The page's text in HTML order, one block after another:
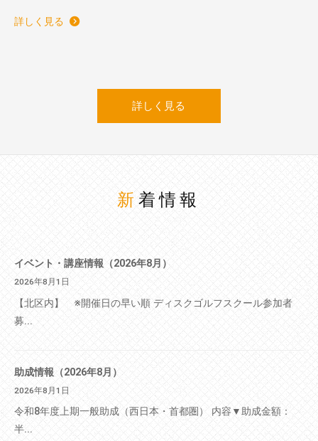
詳しく見る
詳しく見る
新着情報
イベント・講座情報（2026年8月）
2026年8月1日
【北区内】 ※開催日の早い順 ディスクゴルフスクール参加者
募...
助成情報（2026年8月）
2026年8月1日
令和8年度上期一般助成（西日本・首都圏） 内容▼助成金額：
半...